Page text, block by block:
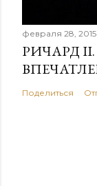
февраля 28, 2015
РИЧАРД
Поделиться